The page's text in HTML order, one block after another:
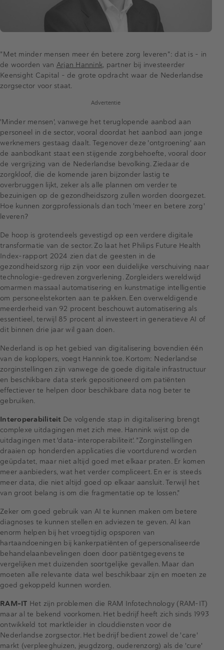
"Met minder mensen meer én betere zorg leveren": dat is - in
de woorden van Arjan Hannink, partner bij investeerder
Keensight Capital - de grote opdracht waar de Nederlandse
zorgsector voor staat.
Advertentie
'Minder mensen', vanwege het teruglopende aanbod aan
personeel in de sector, vooral doordat het aanbod aan jonge
werknemers gestaag daalt. Tegenover deze 'ontgroening' aan
de aanbodkant staat een stijgende zorgbehoefte, vooral door
de vergrijzing van de Nederlandse bevolking. Ziedaar de
zorgkloof, die de komende jaren bijzonder lastig te
overbruggen lijkt, zeker als alle plannen om verder te
bezuinigen op de gezondheidszorg zullen worden doorgezet.
Hoe kunnen zorgprofessionals dan toch 'meer en betere zorg'
leveren?
De hoop is grotendeels gevestigd op een verdere digitale
transformatie van de sector. Zo laat het Philips Future Health
Index-rapport 2024 zien dat de geesten in de
gezondheidszorg rijp zijn voor een duidelijke verschuiving naar
technologie-gedreven zorgverlening. Zorgleiders wereldwijd
omarmen massaal automatisering en kunstmatige intelligentie
om personeelstekorten aan te pakken. Een overweldigende
meerderheid van 92 procent beschouwt automatisering als
essentieel, terwijl 85 procent al investeert in generatieve AI of
dit binnen drie jaar wil gaan doen.
Nederland is op het gebied van digitalisering bovendien één
van de koplopers, voegt Hannink toe. Kortom: Nederlandse
zorginstellingen zijn vanwege de goede digitale infrastructuur
en beschikbare data sterk gepositioneerd om patiënten
effectiever te helpen door beschikbare data nog beter te
gebruiken.
Interoperabiliteit De volgende stap in digitalisering brengt
complexe uitdagingen met zich mee. Hannink wijst op de
uitdagingen met 'data-interoperabiliteit'. "Zorginstellingen
draaien op honderden applicaties die voortdurend worden
geüpdatet, maar niet altijd goed met elkaar praten. Er komen
meer aanbieders, wat het verder compliceert. En er is steeds
meer data, die niet altijd goed op elkaar aansluit. Terwijl het
van groot belang is om die fragmentatie op te lossen."
Zeker om goed gebruik van AI te kunnen maken om betere
diagnoses te kunnen stellen en adviezen te geven. AI kan
enorm helpen bij het vroegtijdig opsporen van
hartaandoeningen bij kankerpatiënten of gepersonaliseerde
behandelaanbevelingen doen door patiëntgegevens te
vergelijken met duizenden soortgelijke gevallen. Maar dan
moeten alle relevante data wel beschikbaar zijn en moeten ze
goed gekoppeld kunnen worden.
RAM-IT Het zijn problemen die RAM Infotechnology (RAM-IT)
maar al te bekend voorkomen. Het bedrijf heeft zich sinds 1993
ontwikkeld tot marktleider in clouddiensten voor de
Nederlandse zorgsector. Het bedrijf bedient zowel de 'care'
markt (verpleeghuizen, jeugdzorg, ouderenzorg) als de 'cure'